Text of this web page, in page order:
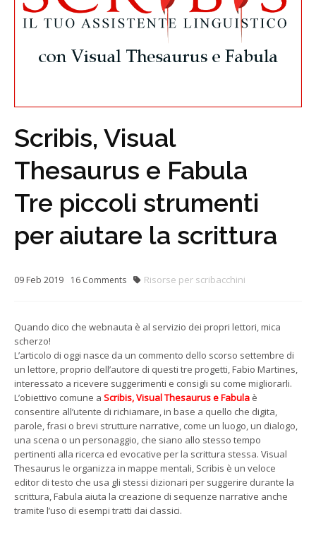
Scribis, Visual
Thesaurus e Fabula
Tre piccoli strumenti
per aiutare la scrittura
09Feb 2019 16 Comments Risorse per scribacchini
Quando dico che webnauta è al servizio dei propri lettori, mica
scherzo!
L’articolo di oggi nasce da un commento dello scorso settembre di
un lettore, proprio dell’autore di questi tre progetti, Fabio Martines,
interessato a ricevere suggerimenti e consigli su come migliorarli.
L’obiettivo comune a Scribis, Visual Thesaurus e Fabula è
consentire all’utente di richiamare, in base a quello che digita,
parole, frasi o brevi strutture narrative, come un luogo, un dialogo,
una scena o un personaggio, che siano allo stesso tempo
pertinenti alla ricerca ed evocative per la scrittura stessa. Visual
Thesaurus le organizza in mappe mentali, Scribis è un veloce
editor di testo che usa gli stessi dizionari per suggerire durante la
scrittura, Fabula aiuta la creazione di sequenze narrative anche
tramite l’uso di esempi tratti dai classici.